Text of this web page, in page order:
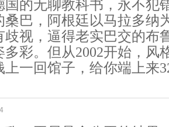
国的无聊教科书，永不犯
桑巴，阿根廷以马拉多纳
歧视，逼得老实巴交的
多彩。但从2002开始，风
一回馆子，给你端上来